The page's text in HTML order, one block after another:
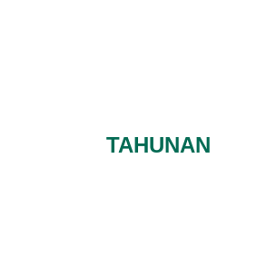
TAHUNAN